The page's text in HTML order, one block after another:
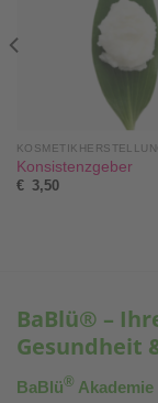
Konsistenzgeber
€ 3,50
BaBlü® –
Gesundheit
BaBlü®